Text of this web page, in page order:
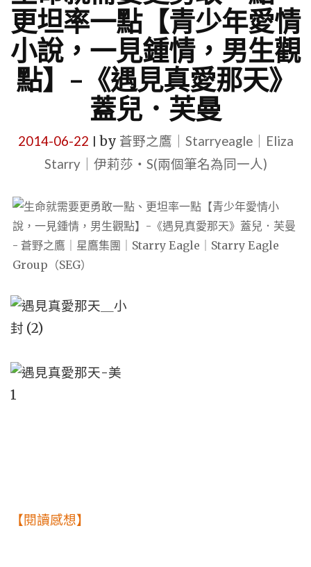
更坦率一點【青少年愛情
小說，一見鍾情，男生觀
點】–《遇見真愛那天》
蓋兒．芙曼
2014-06-22 by 蒼野之鷹｜Starryeagle｜Eliza
Starry｜伊莉莎・S(兩個筆名為同一人)
【閱讀感想】